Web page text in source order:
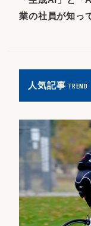
業の社員が知っ
人気記事TREND